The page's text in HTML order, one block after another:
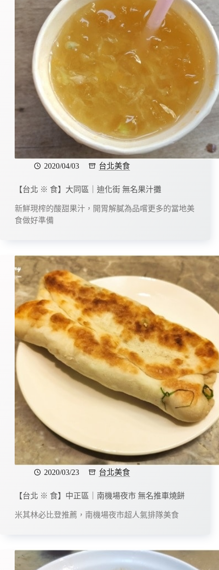
2020/04/03 台北美食
【台北 ※ 食】大同區｜迪化街 無名果汁攤
新鮮現榨的酸甜果汁，開胃解膩為品嚐更多的當地美
食做好準備
2020/03/23 台北美食
【台北 ※ 食】中正區｜南機場夜市 無名推車燒餅
米其林必比登推薦，南機場夜市超人氣排隊美食